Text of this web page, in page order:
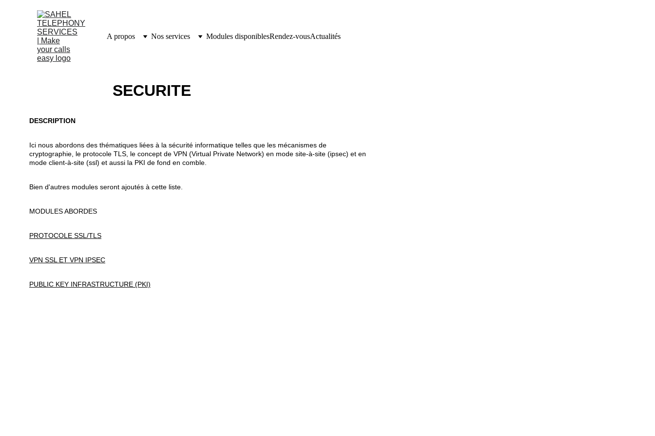
A propos Nos services Modules disponiblesRendez-vousActualités
                   SECURITE
DESCRIPTION
Ici nous abordons des thématiques liées à la sécurité informatique telles que les mécanismes de
cryptographie, le protocole TLS, le concept de VPN (Virtual Private Network) en mode site-à-site (ipsec) et en
mode client-à-site (ssl) et aussi la PKI de fond en comble.
Bien d'autres modules seront ajoutés à cette liste.
MODULES ABORDES
PROTOCOLE SSL/TLS
VPN SSL ET VPN IPSEC
PUBLIC KEY INFRASTRUCTURE (PKI)